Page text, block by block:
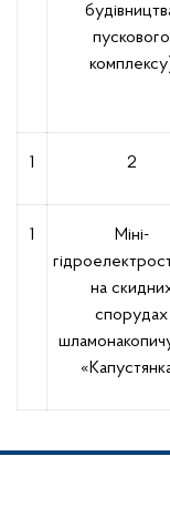
пускового
1 2
1
Міні-
на
спорудах